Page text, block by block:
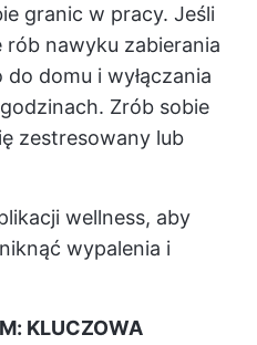
granic w pracy. Jeśli
rób nawyku zabierania
domu i wyłączania
Zrób sobie
zestresowany lub
wellness, aby
wypalenia i
KLUCZOWA